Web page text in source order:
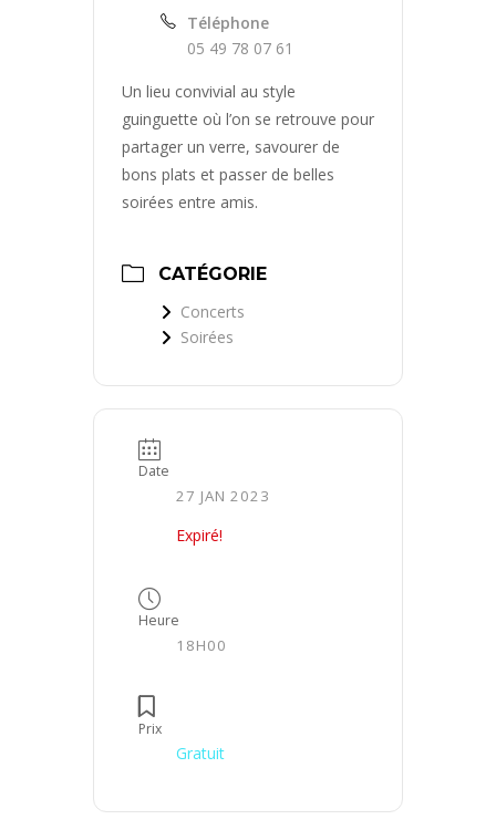
Téléphone
05 49 78 07 61
Un lieu convivial au style
guinguette où l’on se retrouve pour
partager un verre, savourer de
bons plats et passer de belles
soirées entre amis.
CATÉGORIE
Concerts
Soirées
Date
27 JAN 2023
Expiré!
Heure
18H00
Prix
Gratuit